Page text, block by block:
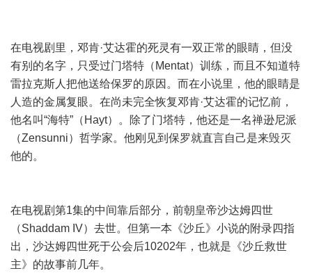
在电视剧里，邓肯·艾达霍的死灵有一双正常的眼睛，但没
有别的名字，只受过门塔特（Mentat）训练，而且不知道特
雷拉克斯人把他送给保罗的原因。而在小说里，他的眼睛是
人造的金属复眼。在尚未完全恢复邓肯·艾达霍的记忆前，
他名叫“海特”（Hayt）。除了门塔特，他还是一名禅逊尼派
（Zensunni）哲学家。他刚见到保罗就直言自己是来毁灭
他的。
在电视剧第1集的中间靠后部分，前朝皇帝沙达姆四世
（Shaddam IV）去世。但第一本《沙丘》小说的附录四指
出，沙达姆四世死于公会后10202年，也就是《沙丘救世
主》的故事前几年。